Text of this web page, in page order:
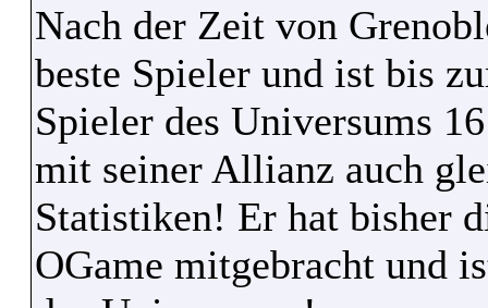
Nach der Zeit von
beste Spieler und ist bis
Spieler des Universums
mit seiner Allianz auch
Statistiken! Er hat bisher
OGame mitgebracht und